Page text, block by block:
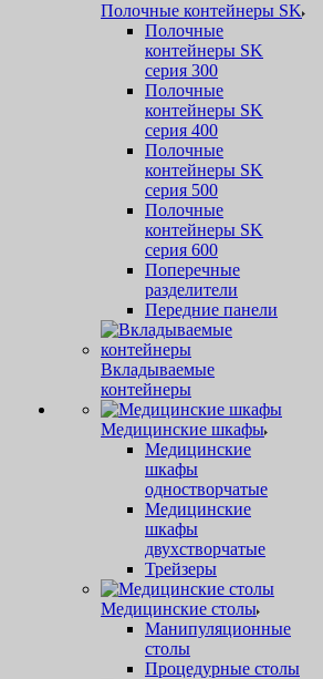
Полочные контейнеры SK
Полочные
контейнеры SK
серия 300
Полочные
контейнеры SK
серия 400
Полочные
контейнеры SK
серия 500
Полочные
контейнеры SK
серия 600
Поперечные
разделители
Передние панели
Вкладываемые
контейнеры
Медицинские шкафы
Медицинские
шкафы
одностворчатые
Медицинские
шкафы
двухстворчатые
Трейзеры
Медицинские столы
Манипуляционные
столы
Процедурные столы